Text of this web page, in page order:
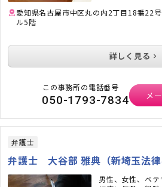
愛知県名古屋市中区丸の内2丁目18番22
ル5階
詳しく見る
この事務所の電話番号
050-1793-7834 メ
弁護士
弁護士 大谷部 雅典（新埼玉法律
男性、女性、ベ